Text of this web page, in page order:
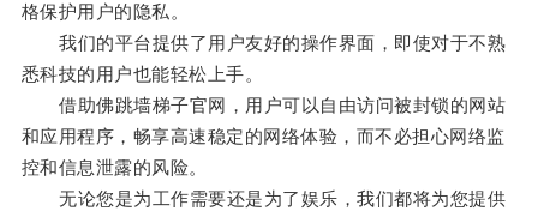
格保护用户的隐私。
我们的平台提供了用户友好的操作界面，即使对于不熟
悉科技的用户也能轻松上手。
借助佛跳墙梯子官网，用户可以自由访问被封锁的网站
和应用程序，畅享高速稳定的网络体验，而不必担心网络监
控和信息泄露的风险。
无论您是为工作需要还是为了娱乐，我们都将为您提供